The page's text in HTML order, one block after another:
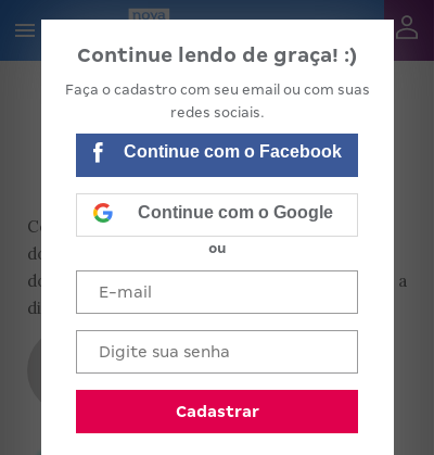
Continue lendo de graça! :)
Faça o cadastro com seu email ou com suas
redes sociais.
Continue com o Facebook
Continue com o Google
ou
Cadastrar
COLUNAS
ÉTICA NA ESCOLA
Confira os artigos de Terezinha Azerêdo Rios,
doutora em Educação, a respeito das dúvidas e
dos desafios enfrentados pelos gestores no dia a
dia da escola
tar